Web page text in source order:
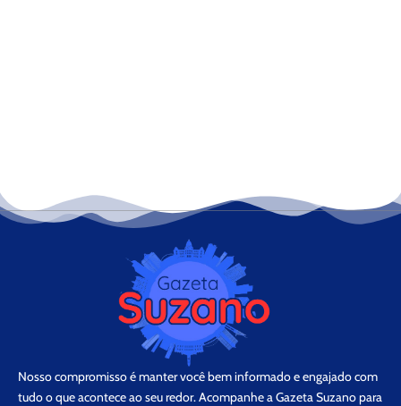
Nosso compromisso é manter você bem informado e engajado com
tudo o que acontece ao seu redor. Acompanhe a Gazeta Suzano para